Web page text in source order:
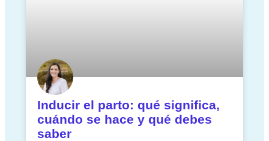
Inducir el parto: qué significa,
cuándo se hace y qué debes
saber